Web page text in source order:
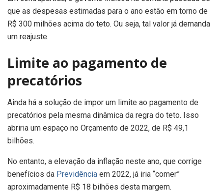
que as despesas estimadas para o ano estão em torno de
R$ 300 milhões acima do teto. Ou seja, tal valor já demanda
um reajuste.
Limite ao pagamento de
precatórios
Ainda há a solução de impor um limite ao pagamento de
precatórios pela mesma dinâmica da regra do teto. Isso
abriria um espaço no Orçamento de 2022, de R$ 49,1
bilhões.
No entanto, a elevação da inflação neste ano, que corrige
benefícios da Previdência em 2022, já iria “comer”
aproximadamente R$ 18 bilhões desta margem.